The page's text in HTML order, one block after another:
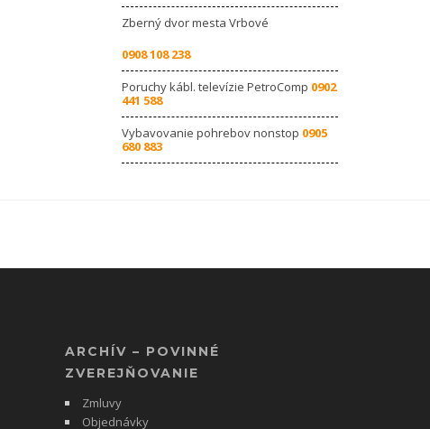
Zberný dvor mesta Vrbové
0908 108 238
Poruchy kábl. televízie PetroComp 0902
441 588
Vybavovanie pohrebov nonstop 0905
680 883
ARCHÍV – POVINNÉ
ZVEREJŇOVANIE
Zmluvy
Objednávky